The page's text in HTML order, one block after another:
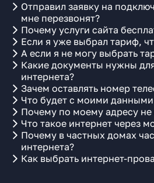
Отправил заявку на
мне перезвонят?
Почему услуги сайта
Если я уже выбрал тариф,
А если я не могу выбрать
Какие документы нужны
интернета?
Зачем оставлять номер
Что будет с моими данными
Почему по моему адресу
Что такое интернет через
Почему в частных домах
интернета?
Как выбрать интернет-